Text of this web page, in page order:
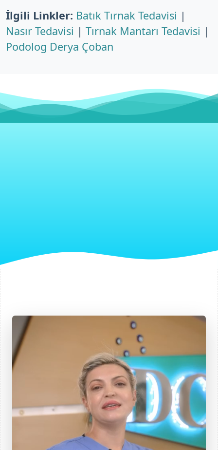
İlgili Linkler: Batık Tırnak Tedavisi |
Nasır Tedavisi | Tırnak Mantarı Tedavisi |
Podolog Derya Çoban